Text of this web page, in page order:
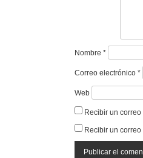
Nombre *
Correo electrónico *
Web
Recibir un
Recibir un